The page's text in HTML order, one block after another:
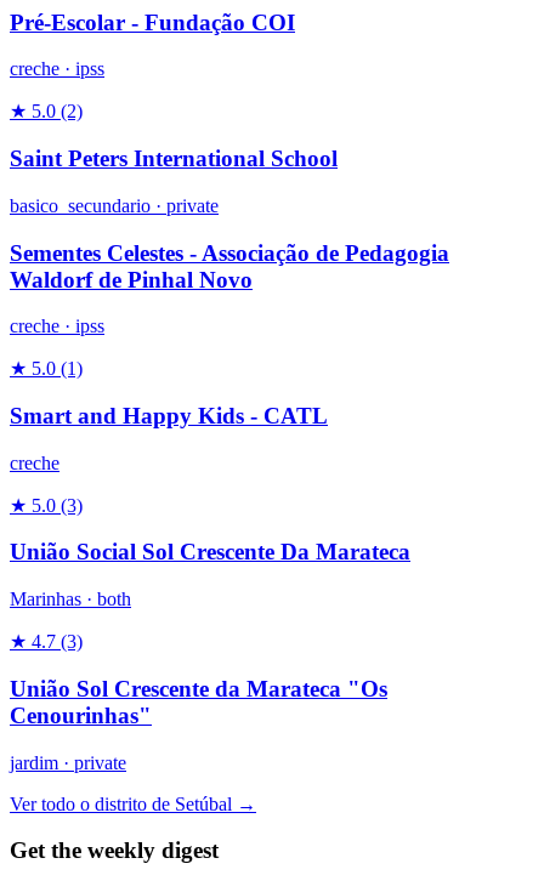
Pré-Escolar - Fundação COI
creche · ipss
★ 5.0 (2)
Saint Peters International School
basico_secundario · private
Sementes Celestes - Associação de Pedagogia
Waldorf de Pinhal Novo
creche · ipss
★ 5.0 (1)
Smart and Happy Kids - CATL
creche
★ 5.0 (3)
União Social Sol Crescente Da Marateca
Marinhas · both
★ 4.7 (3)
União Sol Crescente da Marateca "Os
Cenourinhas"
jardim · private
Ver todo o distrito de Setúbal →
Get the weekly digest